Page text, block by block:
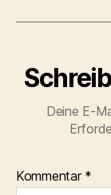
Deine E-
Kommentar *